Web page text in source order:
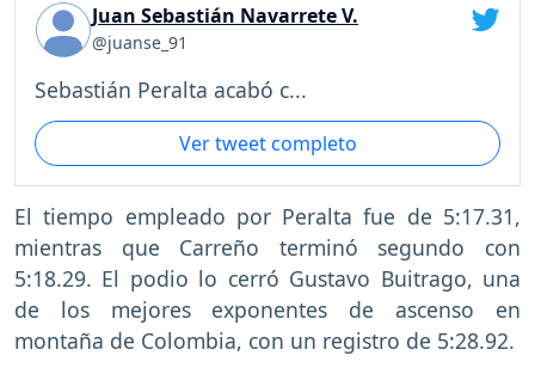
Juan Sebastián Navarrete V.
@juanse_91
Sebastián Peralta acabó c...
Ver tweet completo
El tiempo empleado por Peralta fue de 5:17.31,
mientras que Carreño terminó segundo con
5:18.29. El podio lo cerró Gustavo Buitrago, una
de los mejores exponentes de ascenso en
montaña de Colombia, con un registro de 5:28.92.